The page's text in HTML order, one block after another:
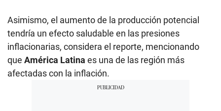
Asimismo, el aumento de la producción potencial
tendría un efecto saludable en las presiones
inflacionarias, considera el reporte, mencionando
que América Latina es una de las región más
afectadas con la inflación.